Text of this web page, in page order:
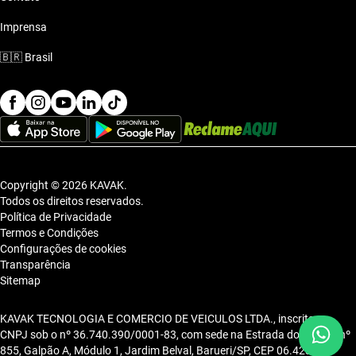
Imprensa
🇧🇷 Brasil
Copyright © 2026 KAVAK.
Todos os direitos reservados.
Política de Privacidade
Termos e Condições
Configurações de cookies
Transparência
Sitemap
KAVAK TECNOLOGIA E COMERCIO DE VEICULOS LTDA., inscrita no
CNPJ sob o nº 36.740.390/0001-83, com sede na Estrada dos Alpes, nº
855, Galpão A, Módulo 1, Jardim Belval, Barueri/SP, CEP 06.423-080